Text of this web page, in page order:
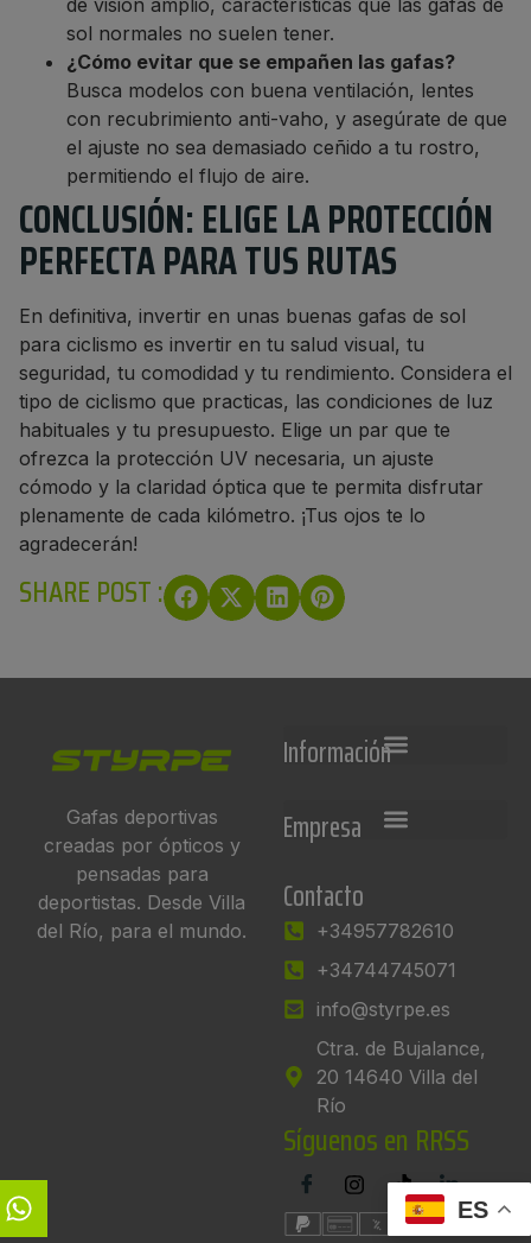
sol normales no suelen tener.
¿Cómo evitar que se empañen las gafas?
Busca modelos con buena ventilación, lentes
con recubrimiento anti-vaho, y asegúrate de que
el ajuste no sea demasiado ceñido a tu rostro,
permitiendo el flujo de aire.
CONCLUSIÓN: ELIGE LA PROTECCIÓN
PERFECTA PARA TUS RUTAS
En definitiva, invertir en unas buenas gafas de sol
para ciclismo es invertir en tu salud visual, tu
seguridad, tu comodidad y tu rendimiento. Considera el
tipo de ciclismo que practicas, las condiciones de luz
habituales y tu presupuesto. Elige un par que te
ofrezca la protección UV necesaria, un ajuste
cómodo y la claridad óptica que te permita disfrutar
plenamente de cada kilómetro. ¡Tus ojos te lo
agradecerán!
SHARE POST :
Gafas deportivas
creadas por ópticos y
pensadas para
deportistas. Desde Villa
del Río, para el mundo.
Información
Empresa
Contacto
+34957782610
+34744745071
info@styrpe.es
Ctra. de Bujalance,
20 14640 Villa del
Río
Síguenos en RRSS
ES